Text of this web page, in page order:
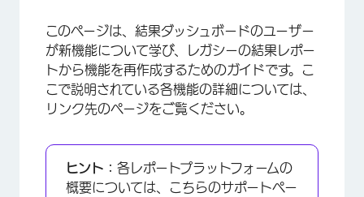
このページは、結果ダッシュボードのユーザー
が新機能について学び、レガシーの結果レポー
トから機能を再作成するためのガイドです。こ
こで説明されている各機能の詳細については、
リンク先のページをご覧ください。
ヒント： 各レポートプラットフォームの
概要については、こちらのサポートペー